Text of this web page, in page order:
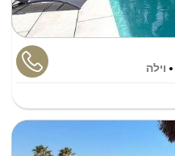
וילה